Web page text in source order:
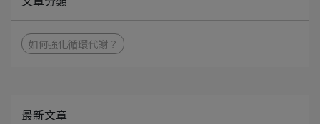
如何強化循環代謝？
最新文章